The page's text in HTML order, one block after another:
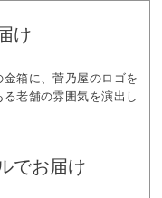
け
箱に、菅乃屋のロゴを
老舗の雰囲気を演出し
でお届け